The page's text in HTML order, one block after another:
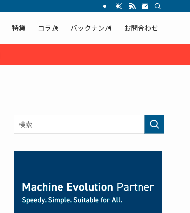
特集 コラム バックナンバ お問合わせ